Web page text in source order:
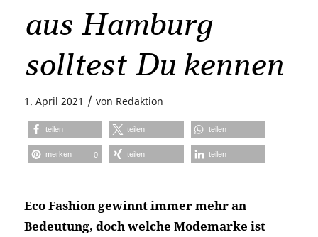
aus Hamburg
solltest Du kennen
1. April 2021 / von Redaktion
teilen teilen teilen
merken 0 teilen teilen
Eco Fashion gewinnt immer mehr an
Bedeutung, doch welche Modemarke ist